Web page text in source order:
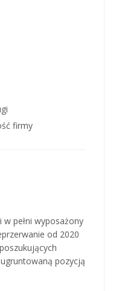
firmy
pełni wyposażony
od 2020
pozycją